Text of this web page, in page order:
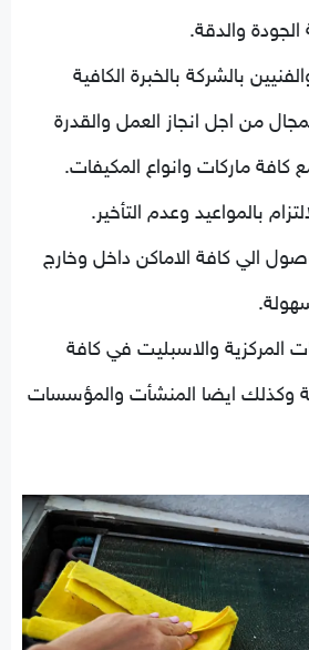
والدقة.
بالشركة بالخبرة الكافية
من اجل انجاز العمل والقدرة
كافة ماركات وانواع المكيفات.
بالمواعيد وعدم التأخير.
الي كافة الاماكن داخل وخارج
المركزية والاسبليت في كافة
وكذلك ايضا المنشأت والمؤسسات